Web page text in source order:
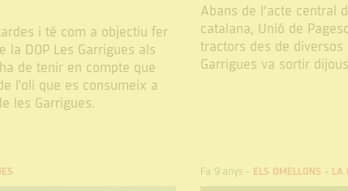
i té com a objectiu fer
DOP Les Garrigues als
de tenir en compte que
l'oli que es consumeix a
les Garrigues.
Abans de l’acte central
catalana, Unió de
tractors des de
Garrigues va sortir
Fa 9 anys - ELS OMELLONS - LA